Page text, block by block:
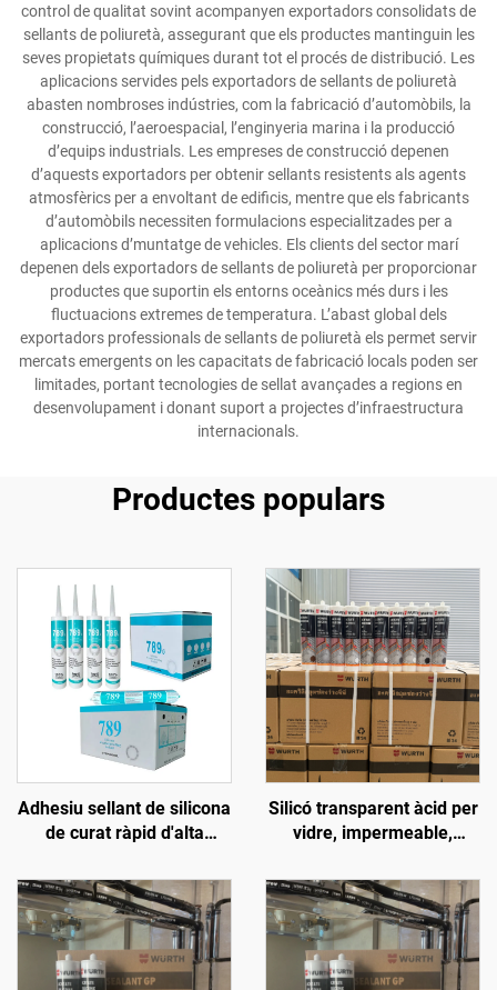
control de qualitat sovint acompanyen exportadors consolidats de
sellants de poliuretà, assegurant que els productes mantinguin les
seves propietats químiques durant tot el procés de distribució. Les
aplicacions servides pels exportadors de sellants de poliuretà
abasten nombroses indústries, com la fabricació d’automòbils, la
construcció, l’aeroespacial, l’enginyeria marina i la producció
d’equips industrials. Les empreses de construcció depenen
d’aquests exportadors per obtenir sellants resistents als agents
atmosfèrics per a envoltant de edificis, mentre que els fabricants
d’automòbils necessiten formulacions especialitzades per a
aplicacions d’muntatge de vehicles. Els clients del sector marí
depenen dels exportadors de sellants de poliuretà per proporcionar
productes que suportin els entorns oceànics més durs i les
fluctuacions extremes de temperatura. L’abast global dels
exportadors professionals de sellants de poliuretà els permet servir
mercats emergents on les capacitats de fabricació locals poden ser
limitades, portant tecnologies de sellat avançades a regions en
desenvolupament i donant suport a projectes d’infraestructura
internacionals.
Productes populars
Adhesiu sellant de silicona
de curat ràpid d'alta
intempèries, neutre, d'ús
general, 100% de silicona
Silicó transparent àcid per
vidre, impermeable,
cola per aquari i peixera